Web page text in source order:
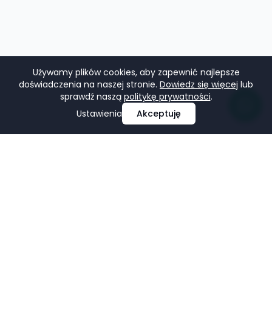
Używamy plików cookies, aby zapewnić najlepsze
doświadczenia na naszej stronie. Dowiedz się więcej lub
sprawdź naszą politykę prywatności.
Ustawienia
Akceptuję